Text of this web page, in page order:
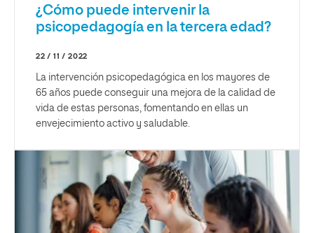
¿Cómo puede intervenir la
psicopedagogía en la tercera edad?
22 / 11 / 2022
La intervención psicopedagógica en los mayores de
65 años puede conseguir una mejora de la calidad de
vida de estas personas, fomentando en ellas un
envejecimiento activo y saludable.